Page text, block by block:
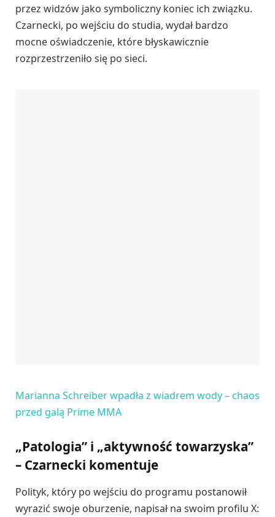
przez widzów jako symboliczny koniec ich związku.
Czarnecki, po wejściu do studia, wydał bardzo
mocne oświadczenie, które błyskawicznie
rozprzestrzeniło się po sieci.
Marianna Schreiber wpadła z wiadrem wody – chaos
przed galą Prime MMA
„Patologia” i „aktywność towarzyska”
– Czarnecki komentuje
Polityk, który po wejściu do programu postanowił
wyrazić swoje oburzenie, napisał na swoim profilu X: